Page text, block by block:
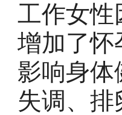
工作女性
增加了怀
影响身体
失调、